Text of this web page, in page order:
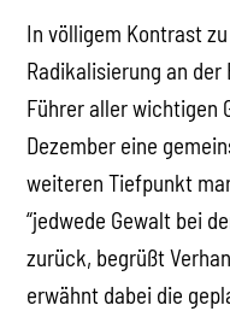
In völligem Kontrast
Radikalisierung an
Führer aller wichtigen
Dezember eine
weiteren Tiefpunkt
“jedwede Gewalt bei
zurück, begrüßt
erwähnt dabei die